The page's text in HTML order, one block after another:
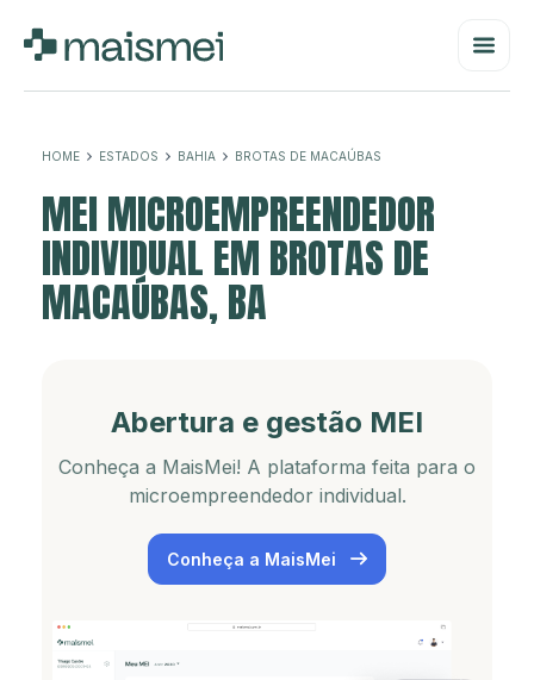
HOME ESTADOS BAHIA BROTAS DE MACAÚBAS
MEI MICROEMPREENDEDOR
INDIVIDUAL EM BROTAS DE
MACAÚBAS, BA
Abertura e gestão MEI
Conheça a MaisMei! A plataforma feita para o
microempreendedor individual.
Conheça a MaisMei